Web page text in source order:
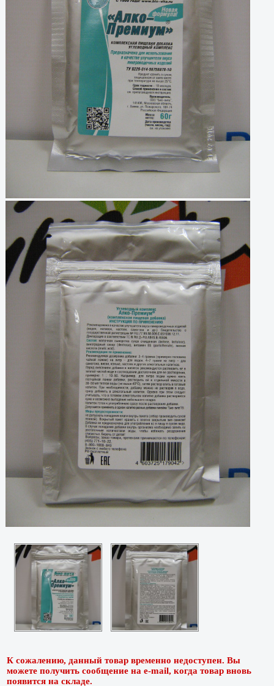
К сожалению, данный товар временно недоступен. Вы
можете получить сообщение на e-mail, когда товар вновь
появится на складе.